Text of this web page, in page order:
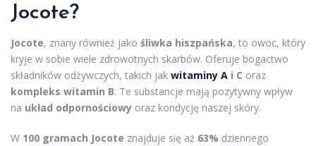
Jocote?
Jocote, znany również jako śliwka hiszpańska, to owoc, który
kryje w sobie wiele zdrowotnych skarbów. Oferuje bogactwo
składników odżywczych, takich jak witaminy A i C oraz
kompleks witamin B. Te substancje mają pozytywny wpływ
na układ odpornościowy oraz kondycję naszej skóry.
W 100 gramach Jocote znajduje się aż 63% dziennego